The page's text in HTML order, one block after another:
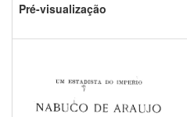
Pré-visualização